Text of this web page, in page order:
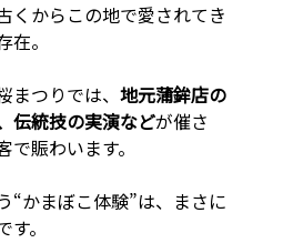
くからこの地で愛されてき
。
まつりでは、 地元蒲鉾店の
伝統技の実演などが催さ
賑わいます。
“かまぼこ体験”は、まさに
。